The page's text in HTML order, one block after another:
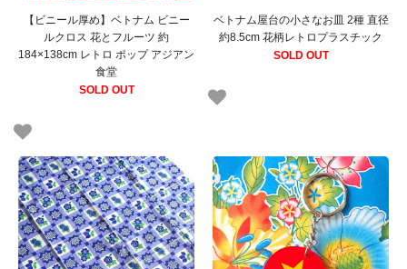
【ビニール厚め】ベトナム ビニー
ルクロス 花とフルーツ 約
184×138cm レトロ ポップ アジアン
食堂
SOLD OUT
ベトナム屋台の小さなお皿 2種 直径
約8.5cm 花柄レトロプラスチック
SOLD OUT